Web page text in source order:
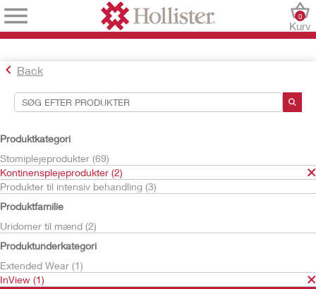
Kurv
0
Back
Produktkategori
Stomiplejeprodukter (69)
Kontinensplejeprodukter (2)
Produkter til intensiv behandling (3)
Produktfamilie
Uridomer til mænd (2)
Produktunderkategori
Extended Wear (1)
InView (1)
Søgeværktøjer
Dine valg:
Kontinensplejeprodukter
InView
Dit valg matchede1resultater
Sortér efter: